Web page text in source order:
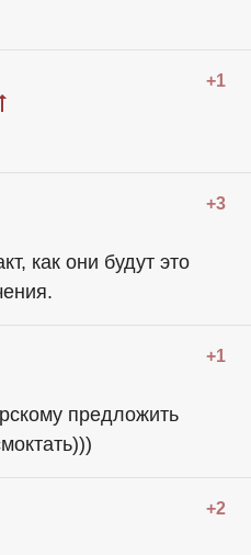
+1
+3
как они будут это
+1
предложить
+2